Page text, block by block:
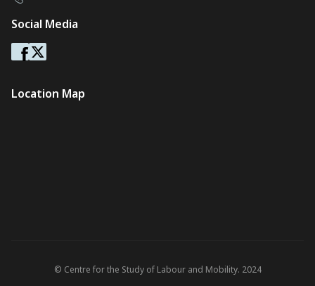
Social Media
Location Map
© Centre for the Study of Labour and Mobility. 2024